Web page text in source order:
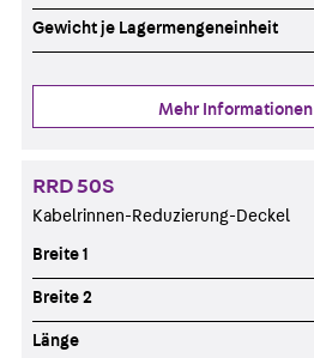
Gewicht je Lagermengeneinheit
Mehr Informationen
RRD 50S
Kabelrinnen-Reduzierung-Deckel
Breite 1
Breite 2
Länge